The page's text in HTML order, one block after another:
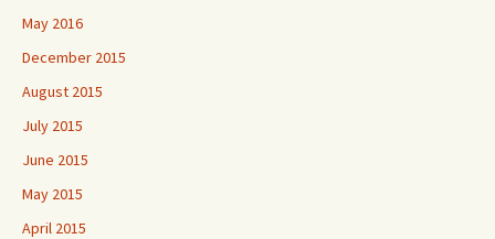
May 2016
December 2015
August 2015
July 2015
June 2015
May 2015
April 2015